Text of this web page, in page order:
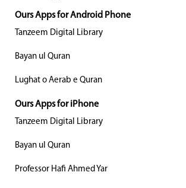
Ours Apps for Android Phone
Tanzeem Digital Library
Bayan ul Quran
Lughat o Aerab e Quran
Ours Apps for iPhone
Tanzeem Digital Library
Bayan ul Quran
Professor Hafi Ahmed Yar